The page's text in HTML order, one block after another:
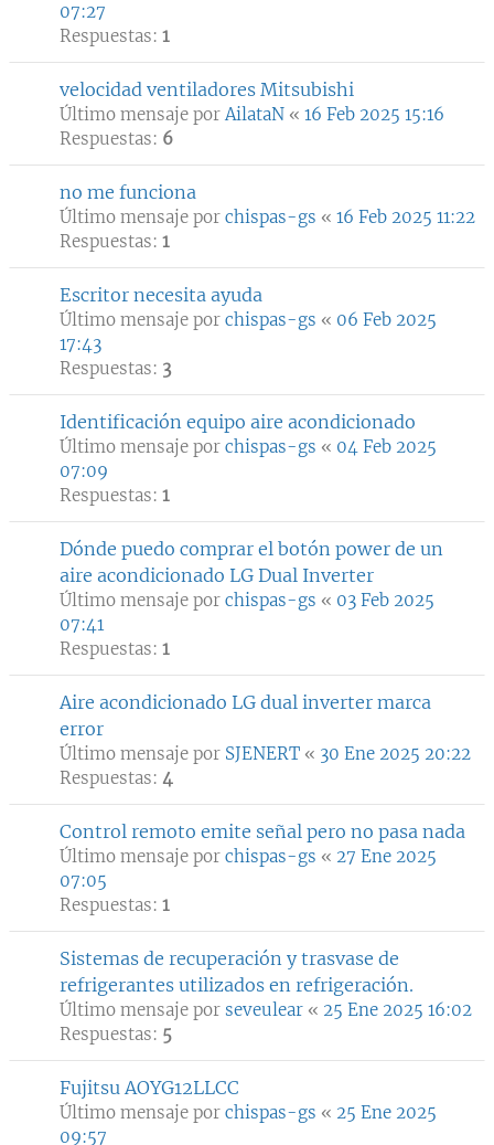
07:27
Respuestas: 1
velocidad ventiladores Mitsubishi
Último mensaje porAilataN « 16 Feb 2025 15:16
Respuestas: 6
no me funciona
Último mensaje por chispas-gs « 16 Feb 2025 11:22
Respuestas: 1
Escritor necesita ayuda
Último mensaje por chispas-gs « 06 Feb 2025
17:43
Respuestas: 3
Identificación equipo aire acondicionado
Último mensaje por chispas-gs « 04 Feb 2025
07:09
Respuestas: 1
Dónde puedo comprar el botón power de un
aire acondicionado LG Dual Inverter
Último mensaje por chispas-gs « 03 Feb 2025
07:41
Respuestas: 1
Aire acondicionado LG dual inverter marca
error
Último mensaje por SJENERT « 30 Ene 2025 20:22
Respuestas: 4
Control remoto emite señal pero no pasa nada
Último mensaje por chispas-gs « 27 Ene 2025
07:05
Respuestas: 1
Sistemas de recuperación y trasvase de
refrigerantes utilizados en refrigeración.
Último mensaje por seveulear « 25 Ene 2025 16:02
Respuestas: 5
Fujitsu AOYG12LLCC
Último mensaje por chispas-gs « 25 Ene 2025
09:57